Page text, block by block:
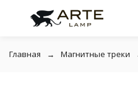
Главная Магнитные треки